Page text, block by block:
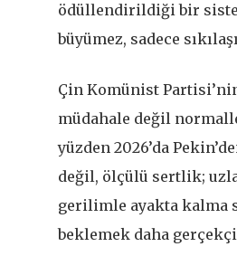
ödüllendirildiği bir
büyümez, sadece
Çin Komünist
müdahale değil
yüzden 2026’da
değil, ölçülü sertlik;
gerilimle ayakta kalma
beklemek daha